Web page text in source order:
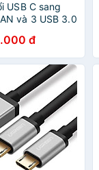
USB C sang
và 3 USB 3.0
+ Pd CM475
HÃNG
đ